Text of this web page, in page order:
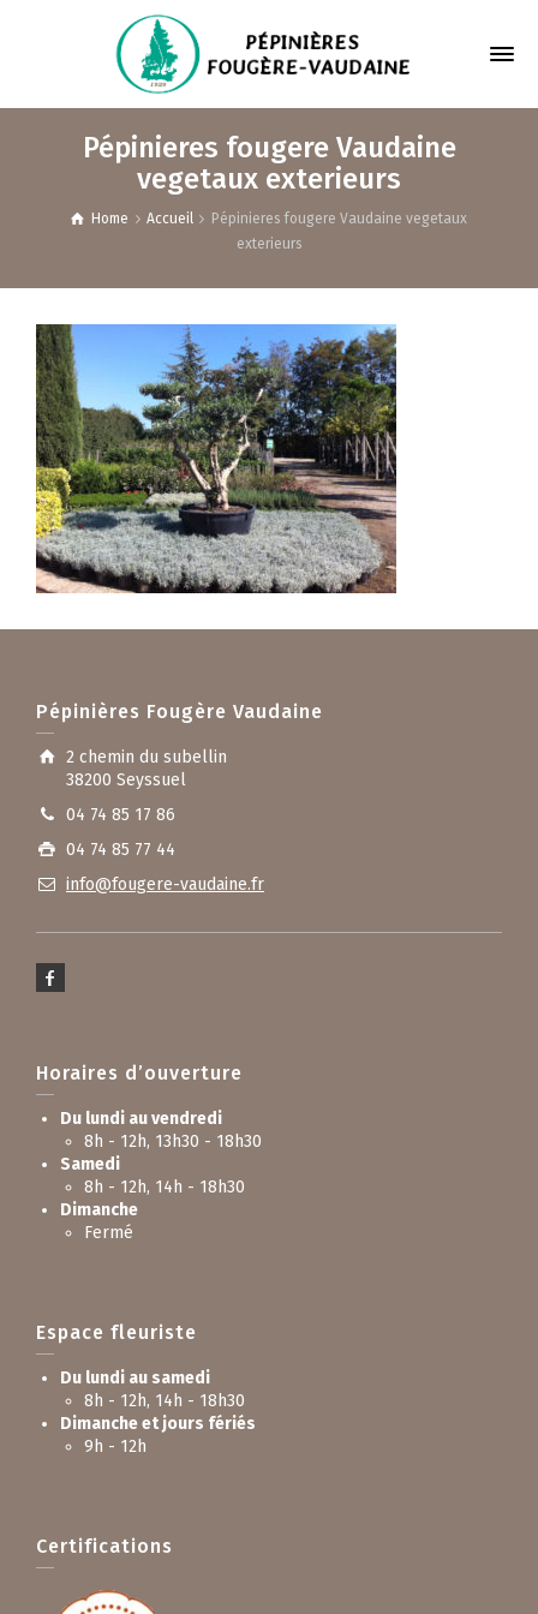
Pépinieres fougere Vaudaine
vegetaux exterieurs
Home Accueil
Pépinieres fougere Vaudaine vegetaux
exterieurs
Pépinières Fougère Vaudaine
2 chemin du subellin
38200 Seyssuel
04 74 85 17 86
04 74 85 77 44
info@fougere-vaudaine.fr
Horaires d’ouverture
Du lundi au vendredi
8h - 12h, 13h30 - 18h30
Samedi
8h - 12h, 14h - 18h30
Dimanche
Fermé
Espace fleuriste
Du lundi au samedi
8h - 12h, 14h - 18h30
Dimanche et jours fériés
9h - 12h
Certifications